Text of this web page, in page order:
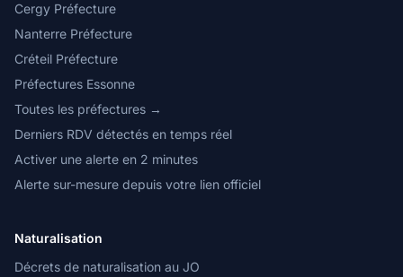
Cergy Préfecture
Nanterre Préfecture
Créteil Préfecture
Préfectures Essonne
Toutes les préfectures →
Derniers RDV détectés en temps réel
Activer une alerte en 2 minutes
Alerte sur-mesure depuis votre lien officiel
Naturalisation
Décrets de naturalisation au JO